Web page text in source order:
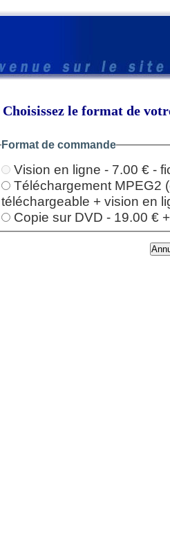
Choisissez le format de
Format de commande
Vision en ligne - 7.00 € -
Téléchargement MPEG2
téléchargeable + vision en
Copie sur DVD - 19.00 €